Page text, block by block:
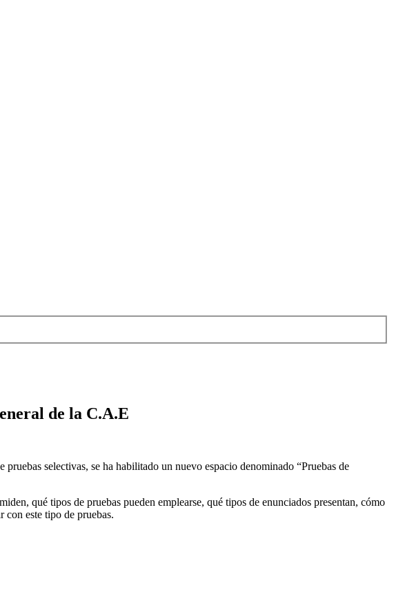
de la C.A.E
pruebas selectivas, se ha habilitado un nuevo espacio denominado “Pruebas de
qué tipos de pruebas pueden emplearse, qué tipos de enunciados presentan, cómo
con este tipo de pruebas.